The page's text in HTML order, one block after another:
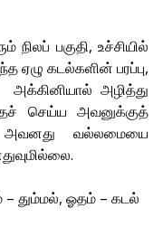
பகுதி, உச்சியில்
ஏழு கடல்களின் பரப்பு,
அழித்து
செய்ய அவனுக்குத்
அவனது வல்லமையை
தும்மல், ஓதம் – கடல்